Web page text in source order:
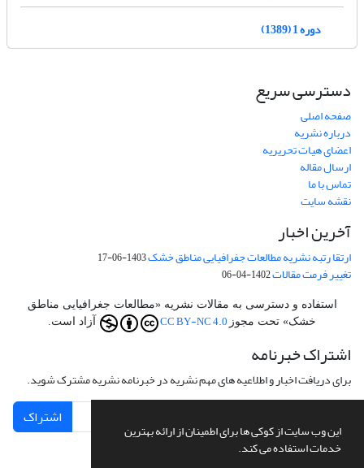
این وب سایت از کوکی ها برای اطمینان از ارائه بهترین
خدمات استفاده می کند.
دوره 1 (1389)
دسترسی سریع
صفحه اصلی
درباره نشریه
اعضای هیات تحریریه
ارسال مقاله
تماس با ما
نقشه سایت
آخرین اخبار
ارتقا رتبه نشریه مطالعات جفرافیایی مناطق خشک1403-06-17
تغییر فرمت مقالات1402-04-06
استفاده و دسترسی به مقالات نشریه «مطالعات جغرافیایی مناطق
خشک» تحت مجوز CC BY-NC 4.0 آزاد است.
اشتراک خبرنامه
برای دریافت اخبار و اطلاعیه های مهم نشریه در خبرنامه نشریه مشترک شوید.
اشتراک